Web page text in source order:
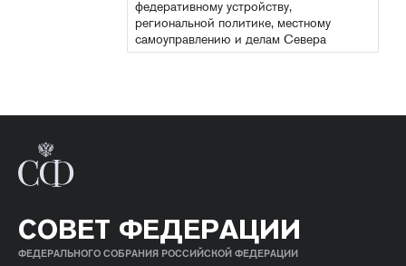
федеративному устройству,
региональной политике, местному
самоуправлению и делам Севера
СОВЕТ ФЕДЕРАЦИИ
ФЕДЕРАЛЬНОГО СОБРАНИЯ РОССИЙСКОЙ ФЕДЕРАЦИИ